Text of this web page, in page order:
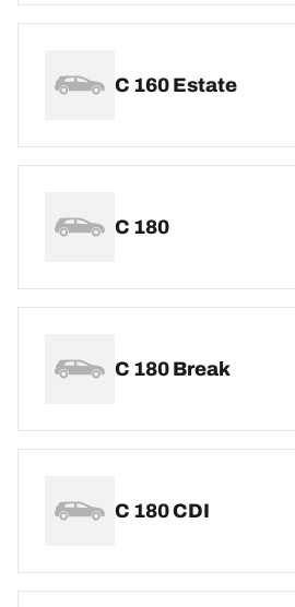
C 160 Estate
C 180
C 180 Break
C 180 CDI